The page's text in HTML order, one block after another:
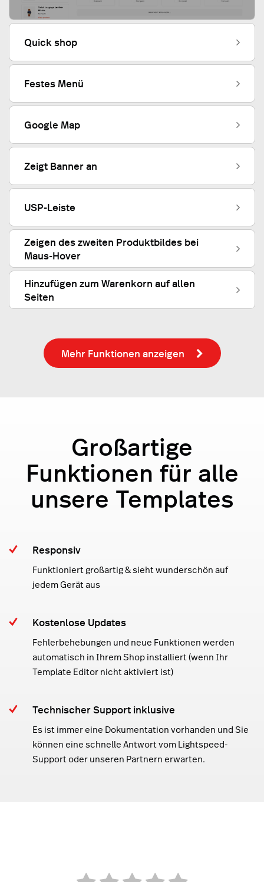
Quick shop
Festes Menü
Google Map
Zeigt Banner an
USP-Leiste
Zeigen des zweiten Produktbildes bei
Maus-Hover
Hinzufügen zum Warenkorn auf allen
Seiten
Mehr Funktionen anzeigen
Großartige
Funktionen für alle
unsere Templates
Responsiv
Funktioniert großartig & sieht wunderschön auf
jedem Gerät aus
Kostenlose Updates
Fehlerbehebungen und neue Funktionen werden
automatisch in Ihrem Shop installiert (wenn Ihr
Template Editor nicht aktiviert ist)
Technischer Support inklusive
Es ist immer eine Dokumentation vorhanden und Sie
können eine schnelle Antwort vom Lightspeed-
Support oder unseren Partnern erwarten.